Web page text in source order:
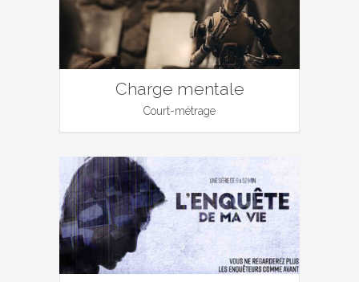
Charge mentale
Court-métrage